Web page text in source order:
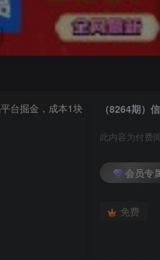
（8264期）
此内容为付费
会员专
免费